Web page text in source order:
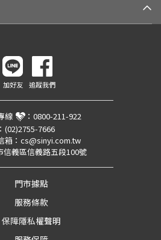
加好友 追蹤我們
線 ： 0800-211-922
(02)2755-7666
箱： cs@sinyi.com.tw
信義區信義路五段100號
門市據點
服務條款
保障隱私權聲明